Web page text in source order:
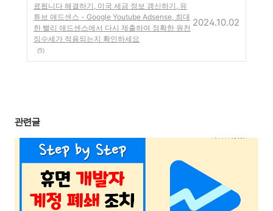
료됩니다 해결하기, 미국 세금 정보 갱신하기, 유
튜브 애드센스 - Google Youtube Adsense, 최대
한 빨리 애드센스에서 다시 제출하여 정확한 원천
징수세가 적용되는지 확인하세요
(5)
2024.10.02
관련글